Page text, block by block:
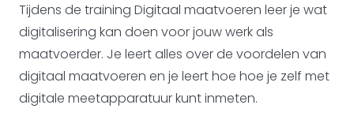
Tijdens de training Digitaal maatvoeren leer je wat
digitalisering kan doen voor jouw werk als
maatvoerder. Je leert alles over de voordelen van
digitaal maatvoeren en je leert hoe hoe je zelf met
digitale meetapparatuur kunt inmeten.